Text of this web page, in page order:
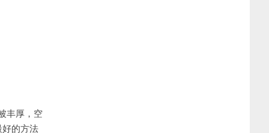
丰厚，空
的方法